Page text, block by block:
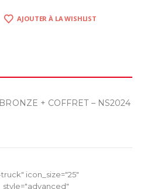
AJOUTER À LA WISHLIST
+ COFFRET – NS2024
icon_size="25"